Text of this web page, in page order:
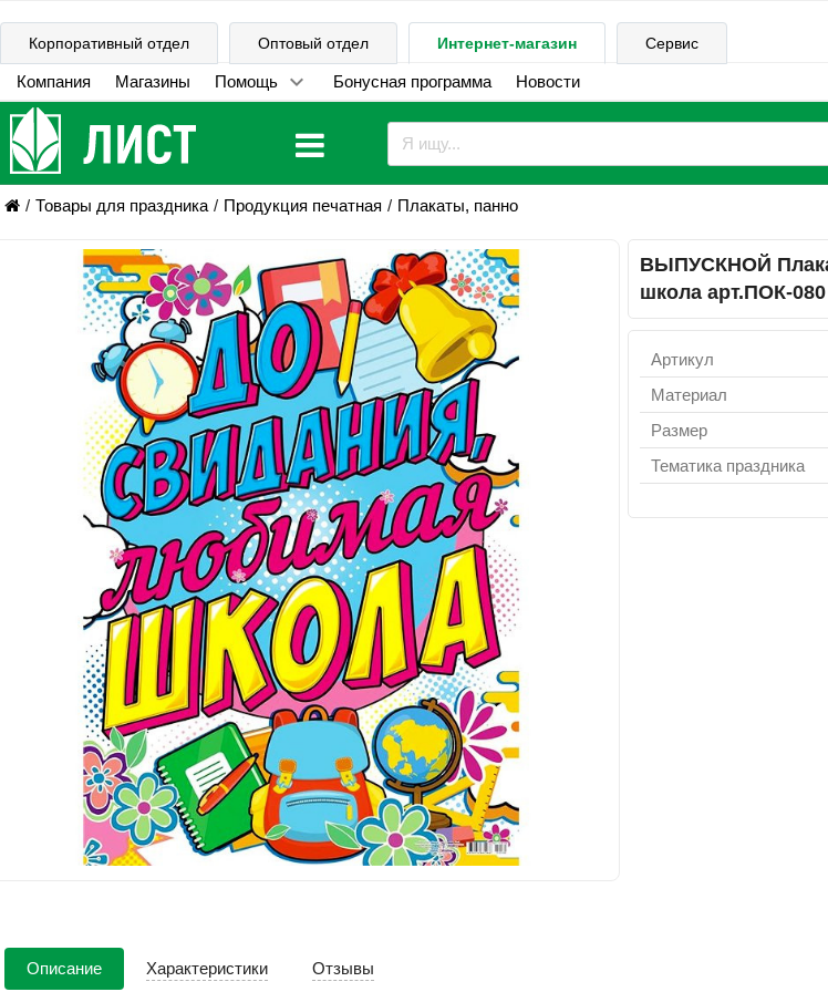
Корпоративный отдел Оптовый отдел Интернет-магазин Сервис
Компания Магазины Помощь Бонусная программа Новости
Товары для праздника Продукция печатная Плакаты, панно
ВЫПУСКНОЙ
школа арт.ПОК-080
Артикул
Материал
Размер
Тематика праздника
Описание Характеристики Отзывы